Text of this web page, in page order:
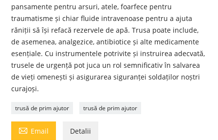
pansamente pentru arsuri, atele, foarfece pentru
traumatisme și chiar fluide intravenoase pentru a ajuta
răniții să își refacă rezervele de apă. Trusa poate include,
de asemenea, analgezice, antibiotice și alte medicamente
esențiale. Cu instrumentele potrivite și instruirea adecvată,
trusele de urgență pot juca un rol semnificativ în salvarea
de vieți omenești și asigurarea siguranței soldaților noștri
curajoși.
trusă de prim ajutor trusă de prim ajutor
 Email Detalii